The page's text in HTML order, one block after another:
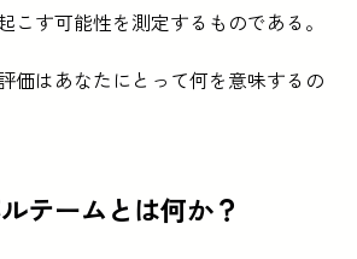
こす可能性を測定するものである。
価はあなたにとって何を意味するの
テームとは何か？